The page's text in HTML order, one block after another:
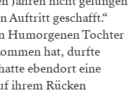
Auftritt geschafft.“
Humorgenen Tochter
hat, durfte
ebendort eine
ihrem Rücken